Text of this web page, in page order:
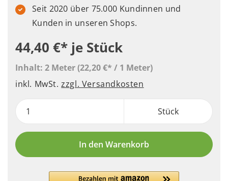
Seit 2020 über 75.000 Kundinnen und
Kunden in unseren Shops.
44,40 €* je Stück
Inhalt: 2 Meter(22,20 €* / 1 Meter)
inkl. MwSt.zzgl. Versandkosten
Stück
In den Warenkorb